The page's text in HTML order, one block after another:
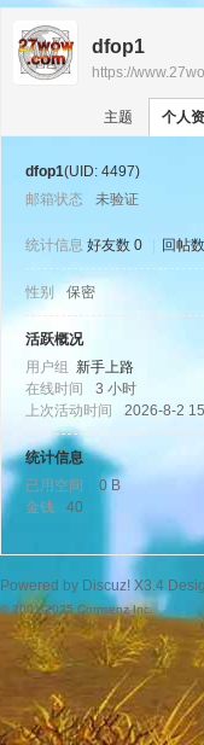
› ›
dfop1
https://
主题 个人
dfop1(UID: 4497)
邮箱状态
未验证
统计信息 好友数 0 回帖
性别 保密
活跃概况
用户组 新手上路
在线时间
3 小时
上次活动时间
2026-8-2
统计信息
已用空间
0 B
金钱
40
Powered by Discuz! X3.4
© 2001-2025Comsenz Inc.